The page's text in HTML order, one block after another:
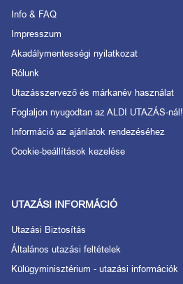
Info & FAQ
Impresszum
Akadálymentességi nyilatkozat
Rólunk
Utazásszervező és márkanév használat
Foglaljon nyugodtan az ALDI UTAZÁS-nál!
Információ az ajánlatok rendezéséhez
Cookie-beállítások kezelése
UTAZÁSI INFORMÁCIÓ
Utazási Biztosítás
Általános utazási feltételek
Külügyminisztérium - utazási információk